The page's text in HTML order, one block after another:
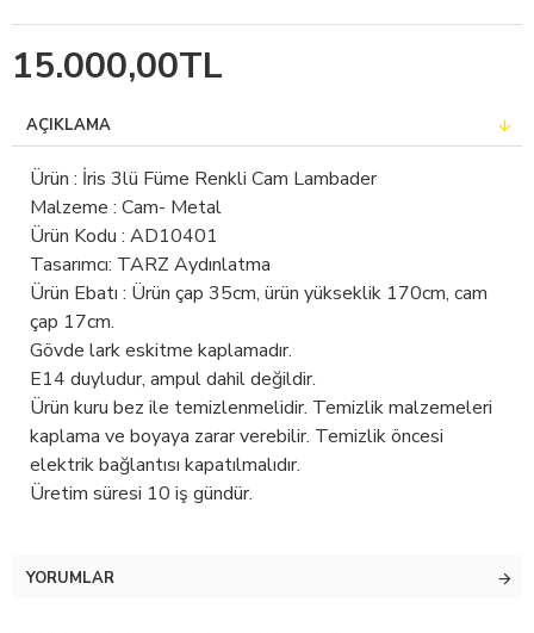
15.000,00TL
AÇIKLAMA
Ürün : İris 3lü Füme Renkli Cam Lambader
Malzeme : Cam- Metal
Ürün Kodu : AD10401
Tasarımcı: TARZ Aydınlatma
Ürün Ebatı : Ürün çap 35cm, ürün yükseklik 170cm, cam
çap 17cm.
Gövde lark eskitme kaplamadır.
E14 duyludur, ampul dahil değildir.
Ürün kuru bez ile temizlenmelidir. Temizlik malzemeleri
kaplama ve boyaya zarar verebilir. Temizlik öncesi
elektrik bağlantısı kapatılmalıdır.
Üretim süresi 10 iş gündür.
YORUMLAR